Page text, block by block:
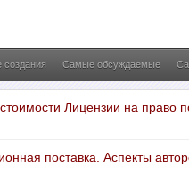
создания Самые обсуждаемые
Лицензии на право
поставка. Аспекты